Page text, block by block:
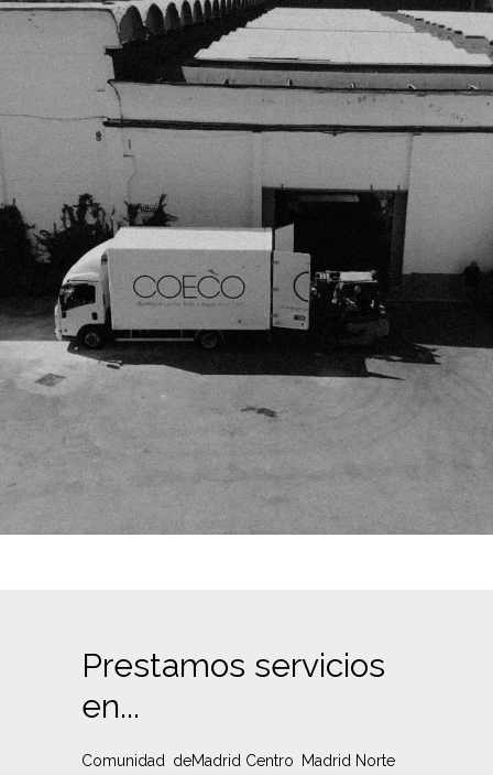
Prestamos servicios
en...
Comunidad deMadrid Centro Madrid Norte